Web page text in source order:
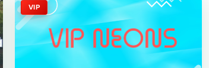
VIP